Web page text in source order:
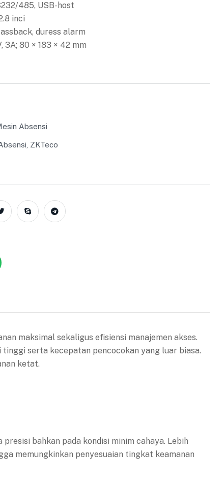
485, USB-host
inci
duress alarm
3A; 80 × 183 × 42 mm
Absensi
ZKTeco
maksimal sekaligus efisiensi manajemen akses.
serta kecepatan pencocokan yang luar biasa.
ketat.
bahkan pada kondisi minim cahaya. Lebih
memungkinkan penyesuaian tingkat keamanan